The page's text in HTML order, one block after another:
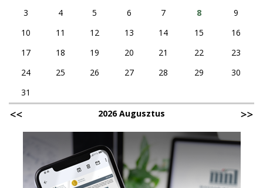
3
4 5 6 7 8
9
10
11 12 13 14 15
16
17
18 19 20 21 22
23
24
25 26 27 28 29
30
31
2026 Augusztus